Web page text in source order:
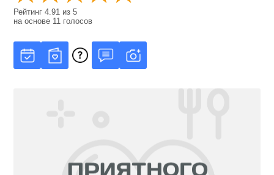
Рейтинг4.91 из5
на основе 11 голосов